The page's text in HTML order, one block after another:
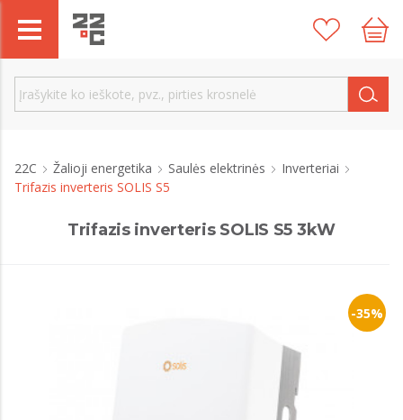
22C Žalioji energetika Saulės elektrinės
Inverteriai
Trifazis inverteris SOLIS S5
Trifazis inverteris SOLIS S5 3kW
-35%